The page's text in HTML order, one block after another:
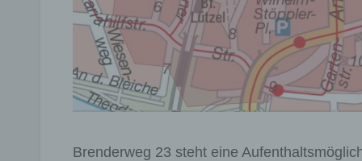
Brenderweg 23 steht eine